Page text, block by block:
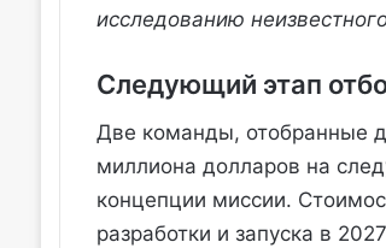
исследованию
Следующий этап
Две команды, отобранные
миллиона долларов на
концепции миссии.
разработки и запуска в